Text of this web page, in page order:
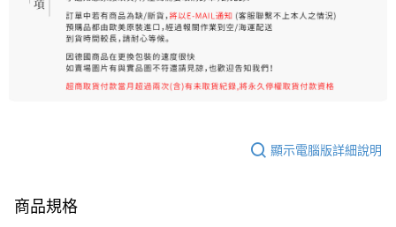
顯示電腦版詳細說明
商品規格